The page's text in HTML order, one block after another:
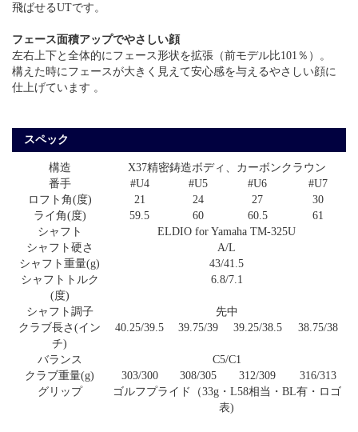
飛ばせるUTです。
フェース面積アップでやさしい顔
左右上下と全体的にフェース形状を拡張（前モデル比101％）。
構えた時にフェースが大きく見えて安心感を与えるやさしい顔に
仕上げています 。
スペック
構造
X37精密鋳造ボディ、カーボンクラウン
番手
#U4 #U5 #U6
#U7
ロフト角(度)
21 24 27
30
ライ角(度)
59.5 60 60.5
61
シャフト
ELDIO for Yamaha TM-325U
シャフト硬さ
A/L
シャフト重量(g)
43/41.5
シャフトトルク
(度)
6.8/7.1
シャフト調子
先中
クラブ長さ(イン
チ)
40.25/39.5 39.75/39 39.25/38.5 38.75/38
バランス
C5/C1
クラブ重量(g)
303/300 308/305 312/309
316/313
グリップ
ゴルフプライド（33g・L58相当・BL有・ロゴ
表)